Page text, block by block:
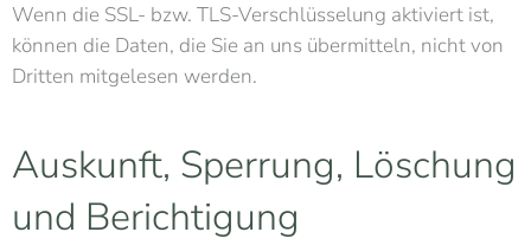
Wenn die SSL- bzw. TLS-Verschlüsselung aktiviert ist,
können die Daten, die Sie an uns übermitteln, nicht von
Dritten mitgelesen werden.
Auskunft, Sperrung, Löschung
und Berichtigung